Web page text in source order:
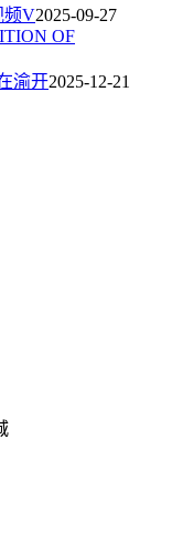
频V2025-09-27
OF
渝开2025-12-21